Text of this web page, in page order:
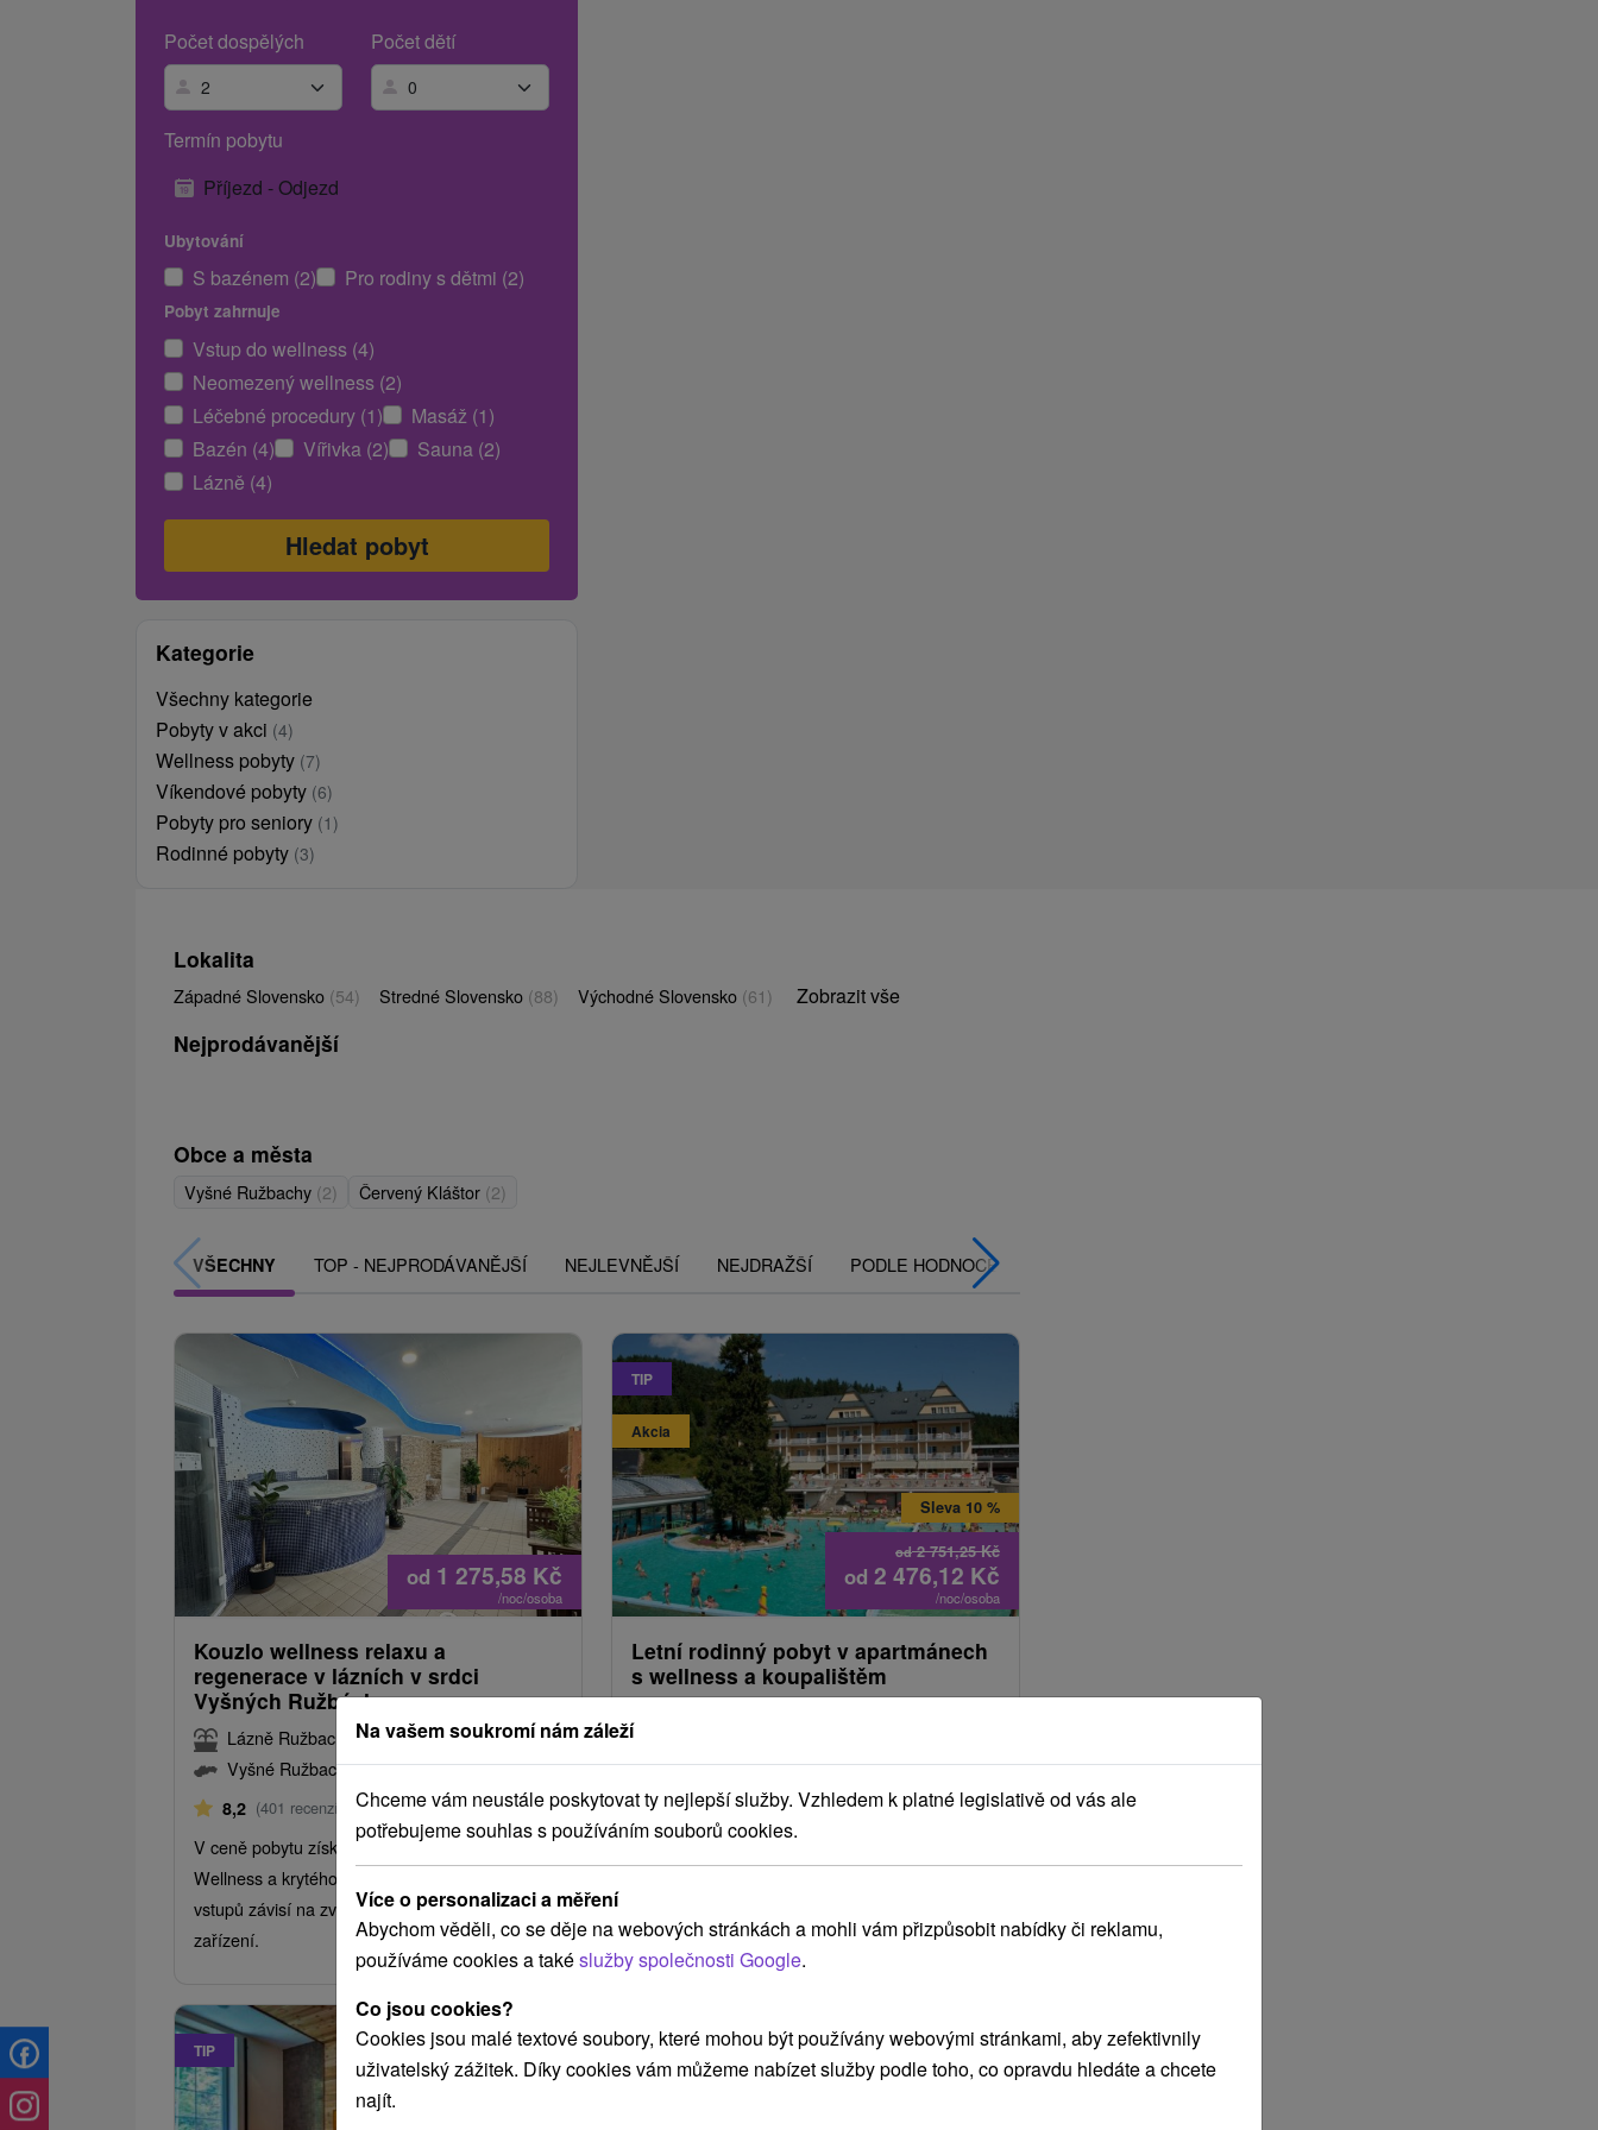
Počet dospělých
Počet dětí
Termín pobytu
Příjezd - Odjezd
Ubytování
S bazénem (2) Pro rodiny s dětmi (2)
Pobyt zahrnuje
Vstup do wellness (4)
Neomezený wellness (2)
Léčebné procedury (1)
Masáž (1)
Bazén (4)
Vířivka (2)
Sauna (2)
Lázně (4)
Kategorie
Všechny kategorie
Pobyty v akci (4)
Wellness pobyty (7)
Víkendové pobyty (6)
Pobyty pro seniory (1)
Rodinné pobyty (3)
Lokalita
Západné Slovensko (54) Stredné Slovensko (88) Východné Slovensko (61) Zobrazit vše
Nejprodávanější
Obce a města
Vyšné Ružbachy (2) Červený Kláštor (2)
VŠECHNY TOP - NEJPRODÁVANĚJŠÍ NEJLEVNĚJŠÍ NEJDRAŽŠÍ PODLE HODNOCENÍ
od 1 275,58 Kč
/noc/osoba
Kouzlo wellness relaxu a
regenerace v lázních v srdci
Vyšných Ružbách
Lázně Ružbachy
Vyšné Ružbachy
8,2 (401 recenzí) Od 2 NocíPolopenze
V ceně pobytu získáte vstup do Aqua Thermall
Wellness a krytého bazénu. Rozsah volných
vstupů závisí na zvoleném typu ubytovacího
zařízení.
TIP
Akcia
od2 751,25Kč
Sleva 10 %
od 2 476,12 Kč
/noc/osoba
Letní rodinný pobyt v apartmánech
s wellness a koupalištěm
Výhodný letní pobyt s polopenzí a neomezeným
TIP TIP
Na vašem soukromí nám záleží
Chceme vám neustále poskytovat ty nejlepší služby. Vzhledem k platné legislativě od vás ale
potřebujeme souhlas s používáním souborů cookies.
Více o personalizaci a měření
Abychom věděli, co se děje na webových stránkách a mohli vám přizpůsobit nabídky či reklamu,
používáme cookies a takéslužby společnosti Google.
Co jsou cookies?
Cookies jsou malé textové soubory, které mohou být používány webovými stránkami, aby zefektivnily
uživatelský zážitek. Díky cookies vám můžeme nabízet služby podle toho, co opravdu hledáte a chcete
najít.